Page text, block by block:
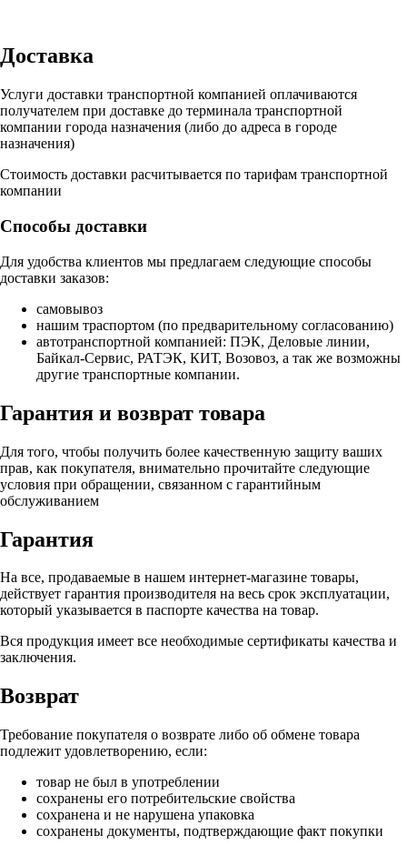
Доставка
Услуги доставки транспортной компанией оплачиваются
получателем при доставке до терминала транспортной
компании города назначения (либо до адреса в городе
назначения)
Стоимость доставки расчитывается по тарифам транспортной
компании
Способы доставки
Для удобства клиентов мы предлагаем следующие способы
доставки заказов:
самовывоз
нашим траспортом (по предварительному согласованию)
автотранспортной компанией: ПЭК, Деловые линии,
Байкал-Сервис, РАТЭК, КИТ, Возовоз, а так же возможны
другие транспортные компании.
Гарантия и возврат товара
Для того, чтобы получить более качественную защиту ваших
прав, как покупателя, внимательно прочитайте следующие
условия при обращении, связанном с гарантийным
обслуживанием
Гарантия
На все, продаваемые в нашем интернет-магазине товары,
действует гарантия производителя на весь срок эксплуатации,
который указывается в паспорте качества на товар.
Вся продукция имеет все необходимые сертификаты качества и
заключения.
Возврат
Требование покупателя о возврате либо об обмене товара
подлежит удовлетворению, если:
товар не был в употреблении
сохранены его потребительские свойства
сохранена и не нарушена упаковка
сохранены документы, подтверждающие факт покупки